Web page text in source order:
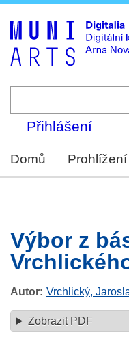
Přihlášení
Domů Prohlížení
Výbor z
Autor Vrchlický,
Zobrazit PDF